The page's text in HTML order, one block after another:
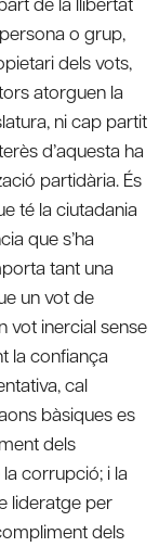
o grup,
dels vots,
atorguen la
ni cap partit
d’aquesta ha
partidària. És
té la ciutadania
que s’ha
tant una
un vot de
vot inercial sense
la confiança
cal
bàsiques es
dels
corrupció; i la
lideratge per
dels